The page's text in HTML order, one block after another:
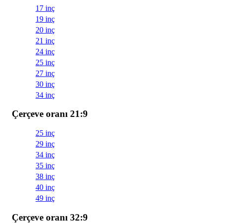
17 inç
19 inç
20 inç
21 inç
24 inç
25 inç
27 inç
30 inç
34 inç
Çerçeve oranı 21:9
25 inç
29 inç
34 inç
35 inç
38 inç
40 inç
49 inç
Çerçeve oranı 32:9